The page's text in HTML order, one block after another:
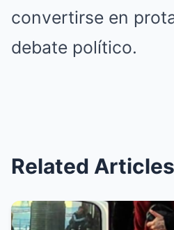
convertirse en
debate político.
Related Articles